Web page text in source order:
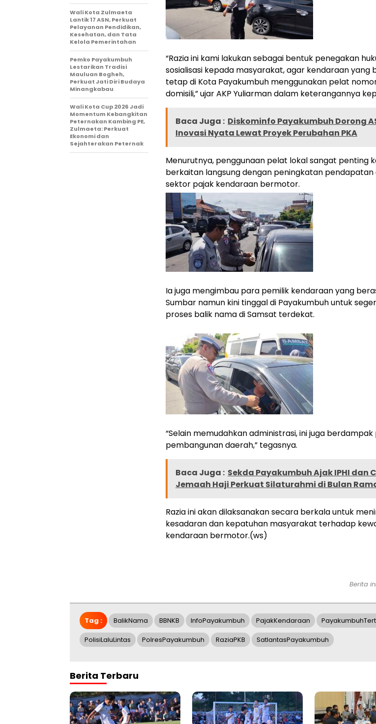
“Razia ini kami lakukan sebagai bentuk penegakan
sosialisasi kepada masyarakat, agar kendaraan yang
tetap di Kota Payakumbuh menggunakan pelat
domisili,” ujar AKP Yuliarman dalam keterangannya
Baca Juga : Diskominfo Payakumbuh Dorong
Inovasi Nyata Lewat Proyek Perubahan PKA
Menurutnya, penggunaan pelat lokal sangat penting
berkaitan langsung dengan peningkatan pendapatan
sektor pajak kendaraan bermotor.
Ia juga mengimbau para pemilik kendaraan yang
Sumbar namun kini tinggal di Payakumbuh untuk
proses balik nama di Samsat terdekat.
“Selain memudahkan administrasi, ini juga
pembangunan daerah,” tegasnya.
Baca Juga : Sekda Payakumbuh Ajak IPHI dan
Jemaah Haji Perkuat Silaturahmi di Bulan
Razia ini akan dilaksanakan secara berkala untuk
kesadaran dan kepatuhan masyarakat terhadap
kendaraan bermotor.(ws)
Wali Kota Zulmaeta
Lantik 17 ASN, Perkuat
Pelayanan Pendidikan,
Kesehatan, dan Tata
Kelola Pemerintahan
Pemko Payakumbuh
Lestarikan Tradisi
Mauluan Bogheh,
Perkuat Jati Diri Budaya
Minangkabau
Wali Kota Cup 2026 Jadi
Momentum Kebangkitan
Peternakan Kambing PE,
Zulmaeta: Perkuat
Ekonomi dan
Sejahterakan Peternak
Berita
Tag : BalikNama BBNKB InfoPayakumbuh PajakKendaraan
PolisiLaluLintas PolresPayakumbuh RaziaPKB SatlantasPayakumbuh
Berita Terbaru